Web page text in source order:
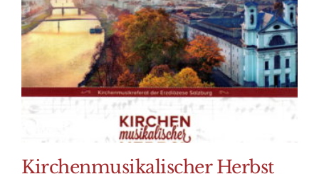
Kirchenmusikalischer Herbst